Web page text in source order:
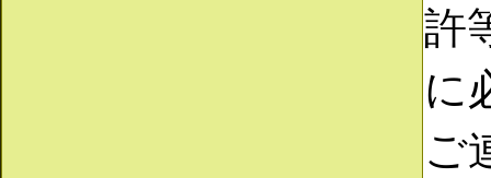
許
に
ご